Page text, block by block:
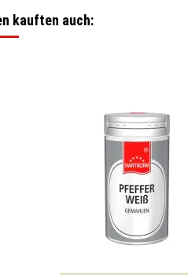
kauften auch: